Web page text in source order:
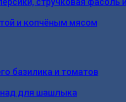
и копчёным мясом
базилика и томатов
для шашлыка